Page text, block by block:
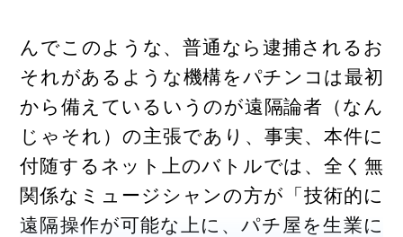
んでこのような、普通なら逮捕されるお
それがあるような機構をパチンコは最初
から備えているいうのが遠隔論者（なん
じゃそれ）の主張であり、事実、本件に
付随するネット上のバトルでは、全く無
関係なミュージシャンの方が「技術的に
遠隔操作が可能な上に、パチ屋を生業に